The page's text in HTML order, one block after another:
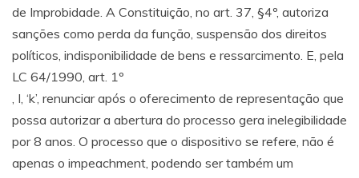
de Improbidade. A Constituição, no art. 37, §4º, autoriza
sanções como perda da função, suspensão dos direitos
políticos, indisponibilidade de bens e ressarcimento. E, pela
LC 64/1990, art. 1º
, I, ‘k’, renunciar após o oferecimento de representação que
possa autorizar a abertura do processo gera inelegibilidade
por 8 anos. O processo que o dispositivo se refere, não é
apenas o impeachment, podendo ser também um